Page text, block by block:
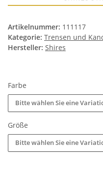
Artikelnummer: 111117
Kategorie: Trensen und
Hersteller: Shires
Farbe
Bitte wählen Sie eine
Größe
Bitte wählen Sie eine